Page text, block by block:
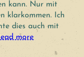
kann. Nur mit
klarkommen. Ich
dies auch mit
more